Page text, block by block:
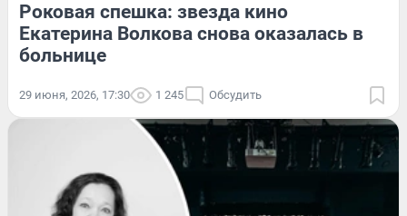
Роковая спешка: звезда кино
Екатерина Волкова снова оказалась в
больнице
29 июня, 2026, 17:30 1 245 Обсудить